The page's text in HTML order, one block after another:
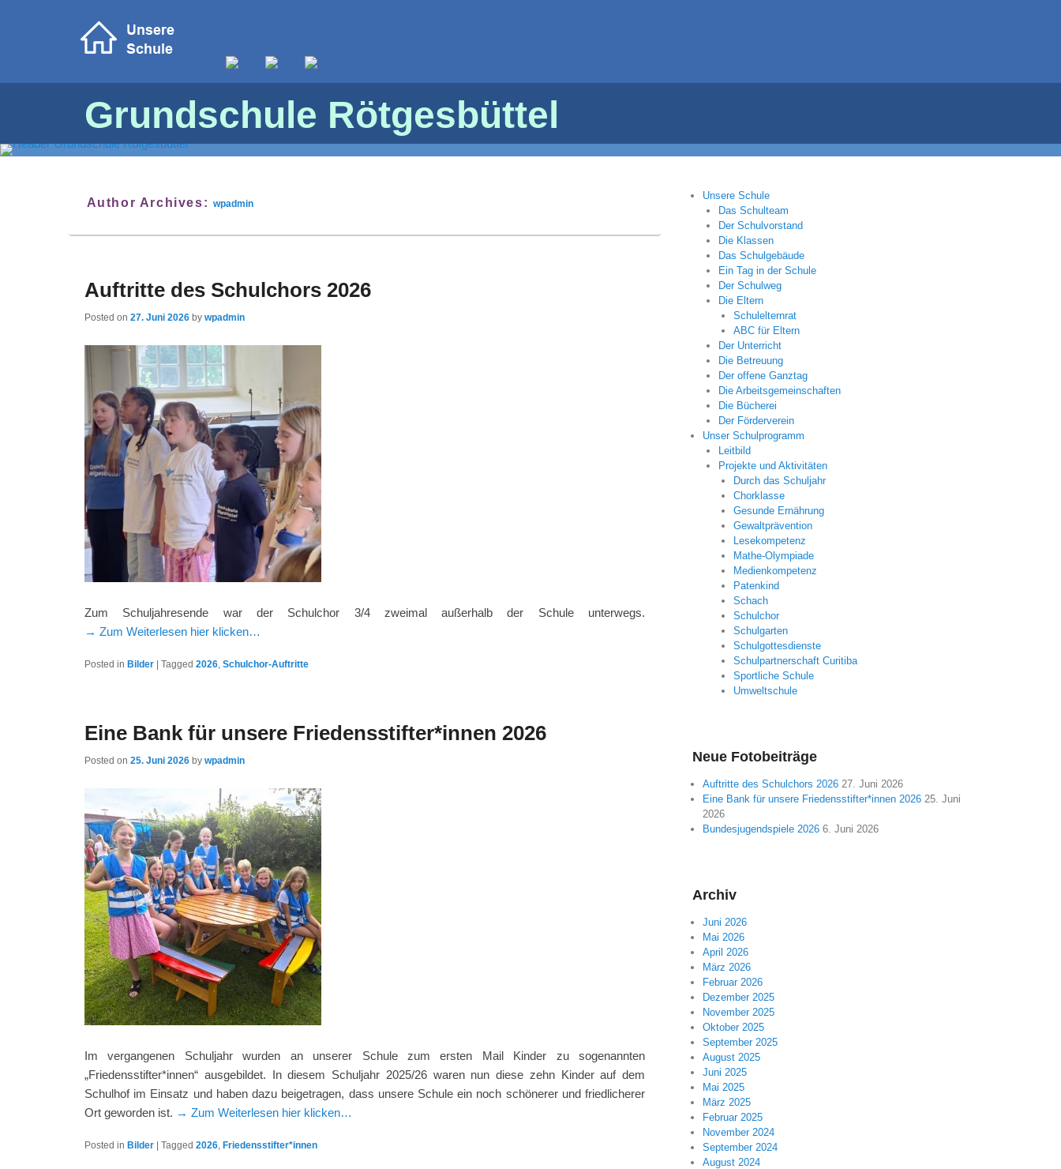
Grundschule Rötgesbüttel
Author Archives: wpadmin
Auftritte des Schulchors 2026
Posted on 27. Juni 2026 by wpadmin
Zum Schuljahresende war der Schulchor 3/4 zweimal außerhalb der Schule unterwegs.
→ Zum Weiterlesen hier klicken…
Posted in Bilder | Tagged 2026 Schulchor-Auftritte
Eine Bank für unsere Friedensstifter*innen 2026
Posted on 25. Juni 2026 by wpadmin
Im vergangenen Schuljahr wurden an unserer Schule zum ersten Mail Kinder zu sogenannten
„Friedensstifter*innen“ ausgebildet. In diesem Schuljahr 2025/26 waren nun diese zehn Kinder auf dem
Schulhof im Einsatz und haben dazu beigetragen, dass unsere Schule ein noch schönerer und friedlicherer
Ort geworden ist. → Zum Weiterlesen hier klicken…
Posted in Bilder | Tagged 2026 Friedensstifter*innen
Unsere Schule
Das Schulteam
Der Schulvorstand
Die Klassen
Das Schulgebäude
Ein Tag in der Schule
Der Schulweg
Die Eltern
Schulelternrat
ABC für Eltern
Der Unterricht
Die Betreuung
Der offene Ganztag
Die Arbeitsgemeinschaften
Die Bücherei
Der Förderverein
Unser Schulprogramm
Leitbild
Projekte und Aktivitäten
Durch das Schuljahr
Chorklasse
Gesunde Ernährung
Gewaltprävention
Lesekompetenz
Mathe-Olympiade
Medienkompetenz
Patenkind
Schach
Schulchor
Schulgarten
Schulgottesdienste
Schulpartnerschaft Curitiba
Sportliche Schule
Umweltschule
Neue Fotobeiträge
Auftritte des Schulchors 2026 27. Juni 2026
Eine Bank für unsere Friedensstifter*innen 2026 25. Juni
2026
Bundesjugendspiele 2026 6. Juni 2026
Archiv
Juni 2026
Mai 2026
April 2026
März 2026
Februar 2026
Dezember 2025
November 2025
Oktober 2025
September 2025
August 2025
Juni 2025
Mai 2025
März 2025
Februar 2025
November 2024
September 2024
August 2024